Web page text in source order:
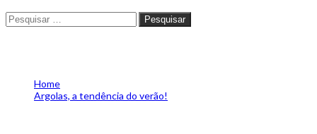
Pesquisar Pesquisar
Home
Argolas, a tendência do verão!⁠